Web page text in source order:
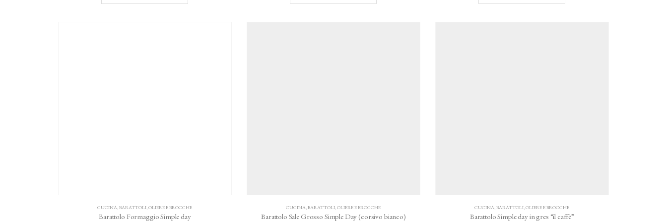
CUCINA,BARATTOLI, OLIERE E BROCCHE
Barattolo Formaggio Simple day
CUCINA,BARATTOLI, OLIERE E BROCCHE
Barattolo Sale Grosso Simple Day (corsivo bianco)
CUCINA,BARATTOLI, OLIERE E BROCCHE
Barattolo Simple day in gres “il caffè”